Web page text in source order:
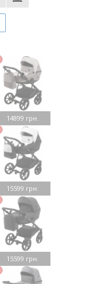
14899 грн.
15599 грн.
15599 грн.